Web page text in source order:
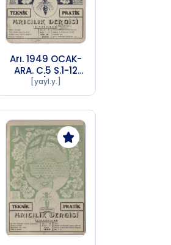
Arı. 1949 OCAK-
ARA. C.5 S.1-12
Sayı 8 (1956 SA
72)
[yayl.y.]